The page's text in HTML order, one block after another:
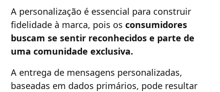
A personalização é essencial para construir
fidelidade à marca, pois osconsumidores
buscam se sentir reconhecidos e parte de
uma comunidade exclusiva.
A entrega de mensagens personalizadas,
baseadas em dados primários, pode resultar